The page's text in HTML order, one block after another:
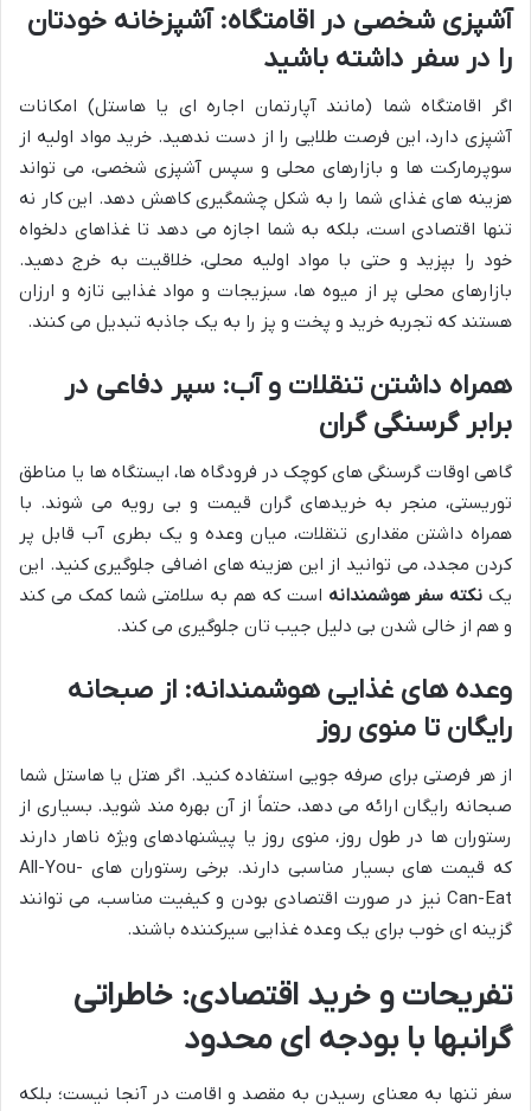
آشپزی شخصی در اقامتگاه: آشپزخانه خودتان
را در سفر داشته باشید
اگر اقامتگاه شما (مانند آپارتمان اجاره ای یا هاستل) امکانات
آشپزی دارد، این فرصت طلایی را از دست ندهید. خرید مواد اولیه از
سوپرمارکت ها و بازارهای محلی و سپس آشپزی شخصی، می تواند
هزینه های غذای شما را به شکل چشمگیری کاهش دهد. این کار نه
تنها اقتصادی است، بلکه به شما اجازه می دهد تا غذاهای دلخواه
خود را بپزید و حتی با مواد اولیه محلی، خلاقیت به خرج دهید.
بازارهای محلی پر از میوه ها، سبزیجات و مواد غذایی تازه و ارزان
هستند که تجربه خرید و پخت و پز را به یک جاذبه تبدیل می کنند.
همراه داشتن تنقلات و آب: سپر دفاعی در
برابر گرسنگی گران
گاهی اوقات گرسنگی های کوچک در فرودگاه ها، ایستگاه ها یا مناطق
توریستی، منجر به خریدهای گران قیمت و بی رویه می شوند. با
همراه داشتن مقداری تنقلات، میان وعده و یک بطری آب قابل پر
کردن مجدد، می توانید از این هزینه های اضافی جلوگیری کنید. این
یک نکته سفر هوشمندانه است که هم به سلامتی شما کمک می کند
و هم از خالی شدن بی دلیل جیب تان جلوگیری می کند.
وعده های غذایی هوشمندانه: از صبحانه
رایگان تا منوی روز
از هر فرصتی برای صرفه جویی استفاده کنید. اگر هتل یا هاستل شما
صبحانه رایگان ارائه می دهد، حتماً از آن بهره مند شوید. بسیاری از
رستوران ها در طول روز، منوی روز یا پیشنهادهای ویژه ناهار دارند
که قیمت های بسیار مناسبی دارند. برخی رستوران های All-You-
Can-Eat نیز در صورت اقتصادی بودن و کیفیت مناسب، می توانند
گزینه ای خوب برای یک وعده غذایی سیرکننده باشند.
تفریحات و خرید اقتصادی: خاطراتی
گرانبها با بودجه ای محدود
سفر تنها به معنای رسیدن به مقصد و اقامت در آنجا نیست؛ بلکه